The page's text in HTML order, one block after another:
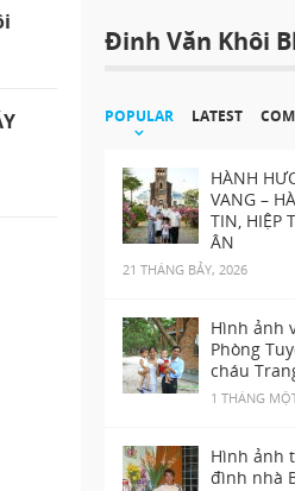
Đinh Văn Khôi
POPULAR LATEST
HÀNH
VANG –
TIN, HIỆP
ÂN
21 THÁNG BẢY, 2026
Hình ảnh
Phòng
cháu
1 THÁNG
Hình ảnh
đình nhà